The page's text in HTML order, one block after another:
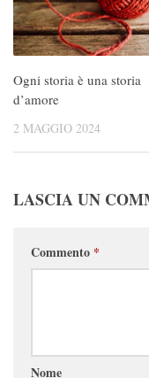
Ogni storia è una storia
d’amore
2 MAGGIO 2024
LASCIA UN
Commento *
Nome